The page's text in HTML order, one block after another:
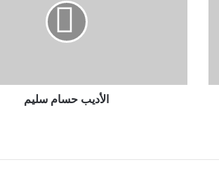
ا
م
الأديب حسام سليم